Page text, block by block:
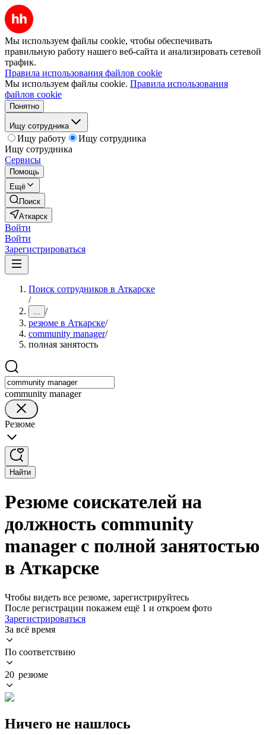
Мы используем файлы cookie, чтобы обеспечивать
правильную работу нашего веб-сайта и анализировать сетевой
трафик.
Правила использования файлов cookie
Мы используем файлы cookie. Правила использования
файлов cookie
Понятно
Ищу сотрудника
Ищу работу
Ищу сотрудника
Ищу сотрудника
Сервисы
Помощь
Ещё
Поиск
Аткарск
Войти
Войти
Зарегистрироваться
Поиск сотрудников в Аткарске
/
... /
резюме в Аткарске/
community manager/
полная занятость
community manager
Резюме
Найти
Резюме соискателей на
должность community
manager с полной занятостью
в Аткарске
Чтобы видеть все резюме, зарегистрируйтесь
После регистрации покажем ещё 1 и откроем фото
Зарегистрироваться
За всё время
По соответствию
20 резюме
Ничего не нашлось